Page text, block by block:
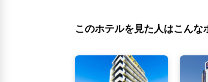
このホテルを見た人はこんな